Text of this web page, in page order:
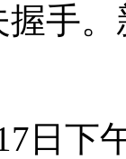
手
下午